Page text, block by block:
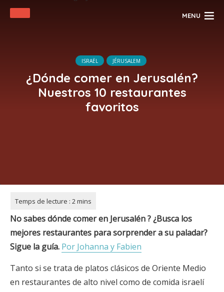
MENU
ISRAËL JÉRUSALEM
¿Dónde comer en Jerusalén?
Nuestros 10 restaurantes
favoritos
No sabes dónde comer en Jerusalén? ¿Busca los
mejores restaurantes para sorprender a su paladar?
Sigue la guía. Por Johanna y Fabien
Tanto si se trata de platos clásicos de Oriente Medio
en restaurantes de alto nivel como de comida israelí